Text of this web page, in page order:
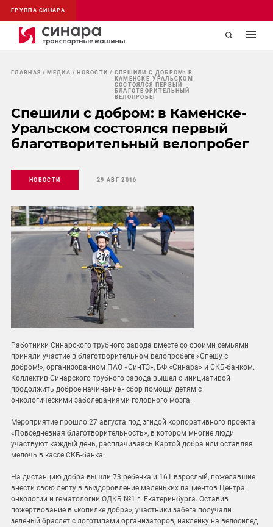
ГРУППА СИНАРА
ГЛАВНАЯ МЕДИА НОВОСТИ
СПЕШИЛИ С ДОБРОМ: В
КАМЕНСКЕ-УРАЛЬСКОМ
СОСТОЯЛСЯ ПЕРВЫЙ
БЛАГОТВОРИТЕЛЬНЫЙ
ВЕЛОПРОБЕГ
Спешили с добром: в Каменске-
Уральском состоялся первый
благотворительный велопробег
НОВОСТИ 29 АВГ 2016
Работники Синарского трубного завода вместе со своими семьями
приняли участие в благотворительном велопробеге «Спешу с
добром!», организованном ПАО «СинТЗ», БФ «Синара» и СКБ-банком.
Коллектив Синарского трубного завода вышел с инициативой
продолжить доброе начинание - сбор помощи детям с
онкологическими заболеваниями головного мозга.
Мероприятие прошло 27 августа под эгидой корпоративного проекта
«Повседневная благотворительность», в котором многие люди
участвуют каждый день, расплачиваясь Картой добра или оставляя
мелочь в кассе СКБ-банка.
На дистанцию добра вышли 73 ребенка и 161 взрослый, пожелавшие
внести свою лепту в выздоровление маленьких пациентов Центра
онкологии и гематологии ОДКБ №1 г. Екатеринбурга. Оставив
пожертвование в «копилке добра», участники забега получали
зеленый браслет с логотипами организаторов, наклейку на велосипед